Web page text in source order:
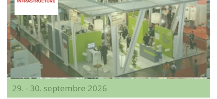
29. - 30. septembre 2026